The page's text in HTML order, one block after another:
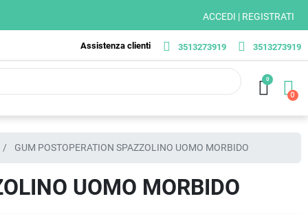
ACCEDI | REGISTRATI
Assistenza clienti 3513273919 3513273919
0
GUM POSTOPERATION SPAZZOLINO UOMO MORBIDO
UOMO MORBIDO